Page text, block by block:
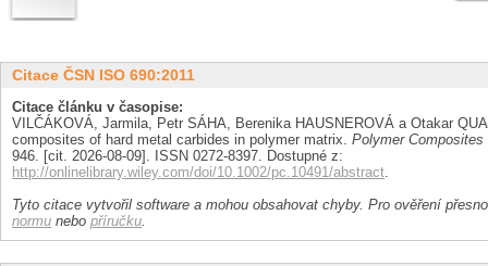
Citace ČSN ISO 690:2011
Citace článku v časopise:
VILČÁKOVÁ, Jarmila, Petr SÁHA, Berenika HAUSNEROVÁ a Otakar
composites of hard metal carbides in polymer matrix. Polymer Composites
946. [cit. 2026-08-09]. ISSN 0272-8397. Dostupné z:
http://onlinelibrary.wiley.com/doi/10.1002/pc.10491/abstract.
Tyto citace vytvořil software a mohou obsahovat chyby. Pro ověření
normu nebo příručku.